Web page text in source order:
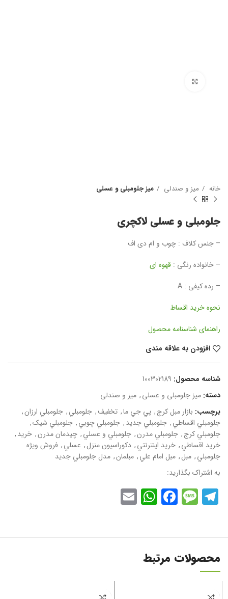
خانه میز و صندلی میز جلومبلی و عسلی
جلومبلی و عسلی لاکچری
– جنس کلاف : چوب و ام دی اف
– خانواده رنگی : قهوه ای
– رده کیفی : A
نحوه خرید اقساط
راهنمای شناسنامه محصول
افزودن به علاقه مندی
شناسه محصول: 100302189
دسته: میز جلومبلی و عسلی, میز و صندلی
برچسب: بازار مبل کرج, پي جي ما, تخفيف, جلومبلي, جلومبلي ارزان,
جلومبلي اقساطي, جلومبلي جديد, جلومبلي چوبي, جلومبلي شيک,
جلومبلي کرج, جلومبلي مدرن, جلومبلي و عسلي, چيدمان مدرن, خريد,
خريد اقساطي, خريد اينترنتي, دکوراسيون منزل, عسلي, فروش ويژه
جلومبلي, مبل, مبل امام علي, مبلمان, مدل جلومبلي جديد
به اشتراک بگذارید:
Telegram
Message
Facebook
WhatsApp
محصولات مرتبط